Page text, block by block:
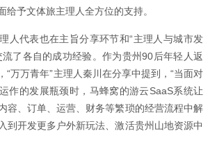
给予文体旅主理人全方位的支持。
人代表也在主旨分享环节和“主理人与城市发
流了各自的成功经验。作为贵州90后年轻人返
“万万青年”主理人秦川在分享中提到，“当面对
作的发展瓶颈时，马蜂窝的游云SaaS系统让
容、订单、运营、财务等繁琐的经营流程中解
到开发更多户外新玩法、激活贵州山地资源中